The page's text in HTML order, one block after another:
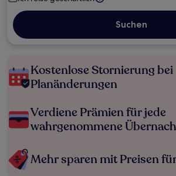
Suchen
Kostenlose Stornierung bei
Planänderungen
Verdiene Prämien für jede
wahrgenommene
Mehr sparen mit Preisen